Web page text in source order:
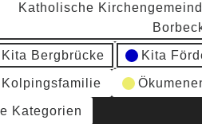
Katholische
Kita Bergbrücke Kita
Kolpingsfamilie
Kategorien